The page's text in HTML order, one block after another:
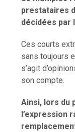
prestataires
décidées par
Ces courts
sans toujours
s’agit
son compte.
Ainsi, lors du
l’expression